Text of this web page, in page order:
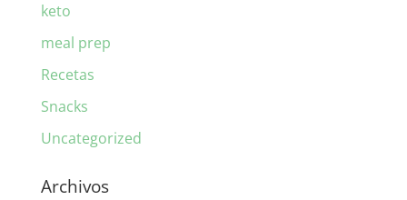
keto
meal prep
Recetas
Snacks
Uncategorized
Archivos